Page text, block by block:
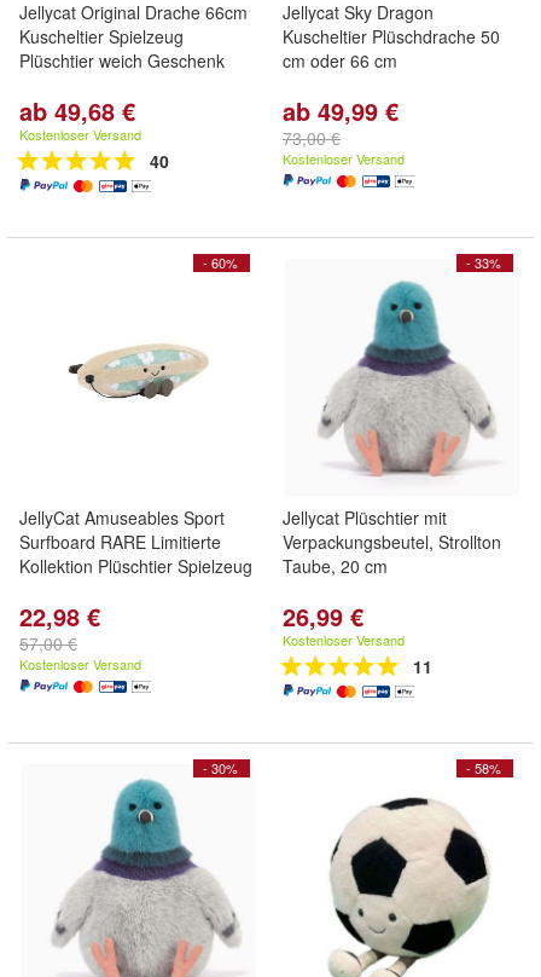
Jellycat Original Drache 66cm
Kuscheltier Spielzeug
Plüschtier weich Geschenk
ab 49,68 €
Kostenloser Versand
40
Jellycat Sky Dragon
Kuscheltier Plüschdrache 50
cm oder 66 cm
ab 49,99 €
73,00 €
Kostenloser Versand
- 60%
JellyCat Amuseables Sport
Surfboard RARE Limitierte
Kollektion Plüschtier Spielzeug
22,98 €
57,00 €
Kostenloser Versand
- 33%
Jellycat Plüschtier mit
Verpackungsbeutel, Strollton
Taube, 20 cm
26,99 €
Kostenloser Versand
11
- 30% - 58%